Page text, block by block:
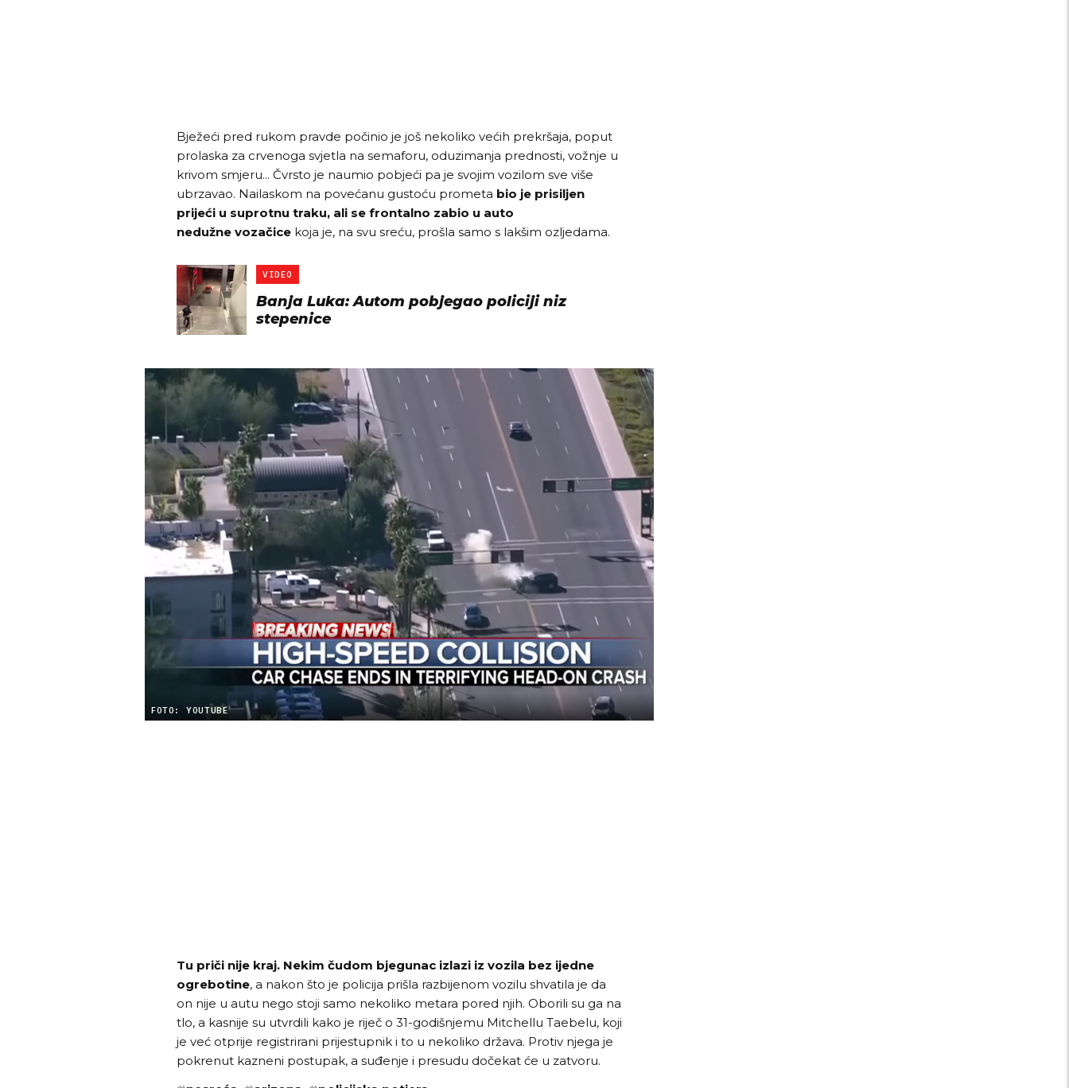
Bježeći pred rukom pravde počinio je još nekoliko većih prekršaja, poput
prolaska za crvenoga svjetla na semaforu, oduzimanja prednosti, vožnje u
krivom smjeru... Čvrsto je naumio pobjeći pa je svojim vozilom sve više
ubrzavao. Nailaskom na povećanu gustoću prometa bio je prisiljen
prijeći u suprotnu traku, ali se frontalno zabio u auto
nedužne vozačice koja je, na svu sreću, prošla samo s lakšim ozljedama.
VIDEO
Banja Luka: Autom pobjegao policiji niz
stepenice
FOTO: YOUTUBE
Tu priči nije kraj. Nekim čudom bjegunac izlazi iz vozila bez ijedne
ogrebotine, a nakon što je policija prišla razbijenom vozilu shvatila je da
on nije u autu nego stoji samo nekoliko metara pored njih. Oborili su ga na
tlo, a kasnije su utvrdili kako je riječ o 31-godišnjemu Mitchellu Taebelu, koji
je već otprije registrirani prijestupnik i to u nekoliko država. Protiv njega je
pokrenut kazneni postupak, a suđenje i presudu dočekat će u zatvoru.